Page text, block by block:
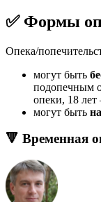
✅ Формы
Опека/
могут быть
подопечным
опеки, 18 лет
могут быть
🔻 Временная